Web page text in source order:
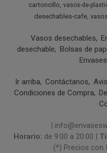
cartoncillo vasos-de-
desechables-cafe
Vasos desechables
desechable
Bolsas de
Ir arriba Contáctanos
Condiciones de Compra
|
Horario: de 9:00 a 20:00 |
(*) Precios con